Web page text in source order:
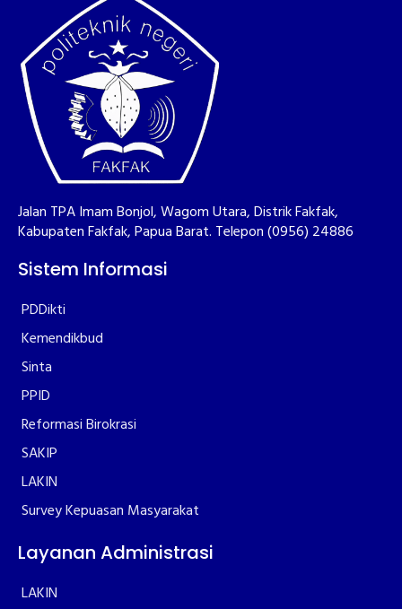
Jalan TPA Imam Bonjol, Wagom Utara, Distrik Fakfak,
Kabupaten Fakfak, Papua Barat. Telepon (0956) 24886
Sistem Informasi
PDDikti
Kemendikbud
Sinta
PPID
Reformasi Birokrasi
SAKIP
LAKIN
Survey Kepuasan Masyarakat
Layanan Administrasi
LAKIN